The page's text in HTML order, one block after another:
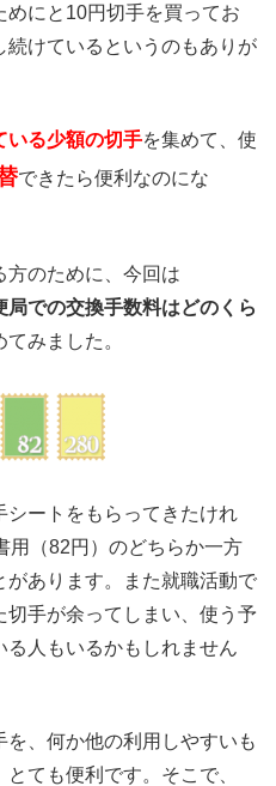
にと10円切手を買ってお
続けているというのもありが
いる少額の切手を集めて、使
できたら便利なのにな
方のために、今回は
局での交換手数料はどのくら
みました。
シートをもらってきたけれ
用（82円）のどちらか一方
あります。また就職活動で
手が余ってしまい、使う予
人もいるかもしれません
、何か他の利用しやすいも
ても便利です。そこで、